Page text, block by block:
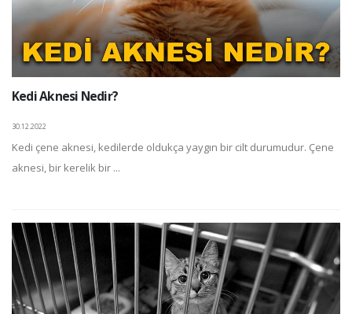
Kedi Aknesi Nedir?
30.12.2022
Kedi çene aknesi, kedilerde oldukça yaygın bir cilt durumudur. Çene
aknesi, bir kerelik bir ...